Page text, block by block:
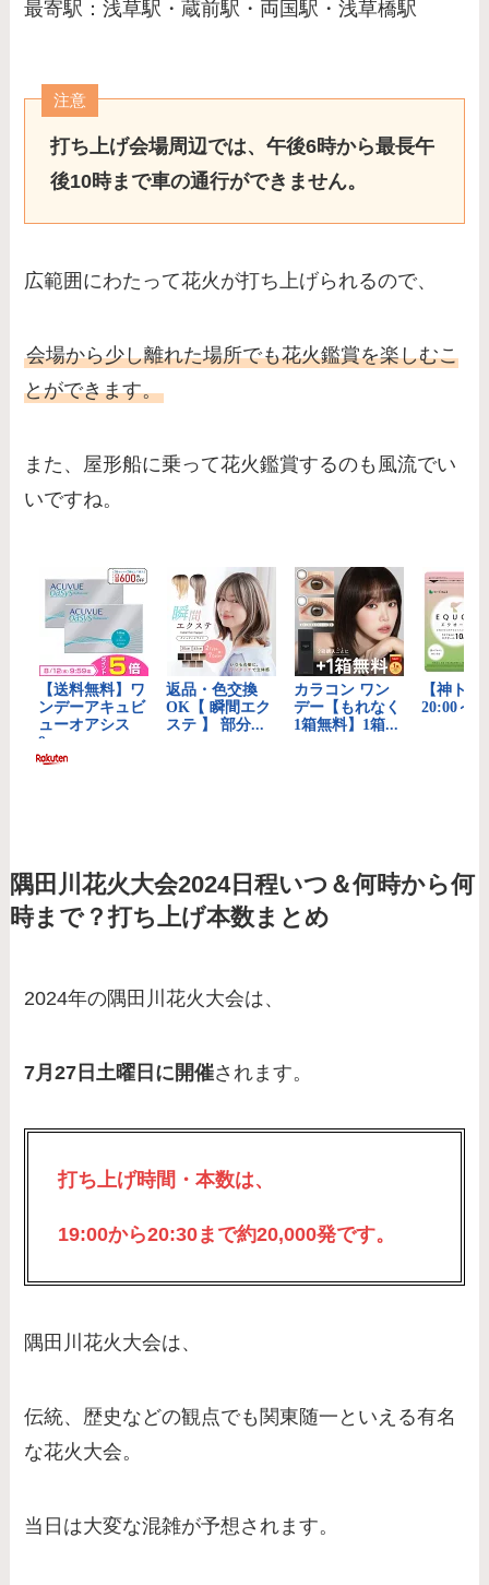
最寄駅：浅草駅・蔵前駅・両国駅・浅草橋駅
注意
打ち上げ会場周辺では、午後6時から最長午
後10時まで車の通行ができません。
広範囲にわたって花火が打ち上げられるので、
会場から少し離れた場所でも花火鑑賞を楽しむこ
とができます。
また、屋形船に乗って花火鑑賞するのも風流でい
いですね。
隅田川花火大会2024日程いつ＆何時から何
時まで？打ち上げ本数まとめ
2024年の隅田川花火大会は、
7月27日土曜日に開催されます。
打ち上げ時間・本数は、
19:00から20:30まで約20,000発です。
隅田川花火大会は、
伝統、歴史などの観点でも関東随一といえる有名
な花火大会。
当日は大変な混雑が予想されます。